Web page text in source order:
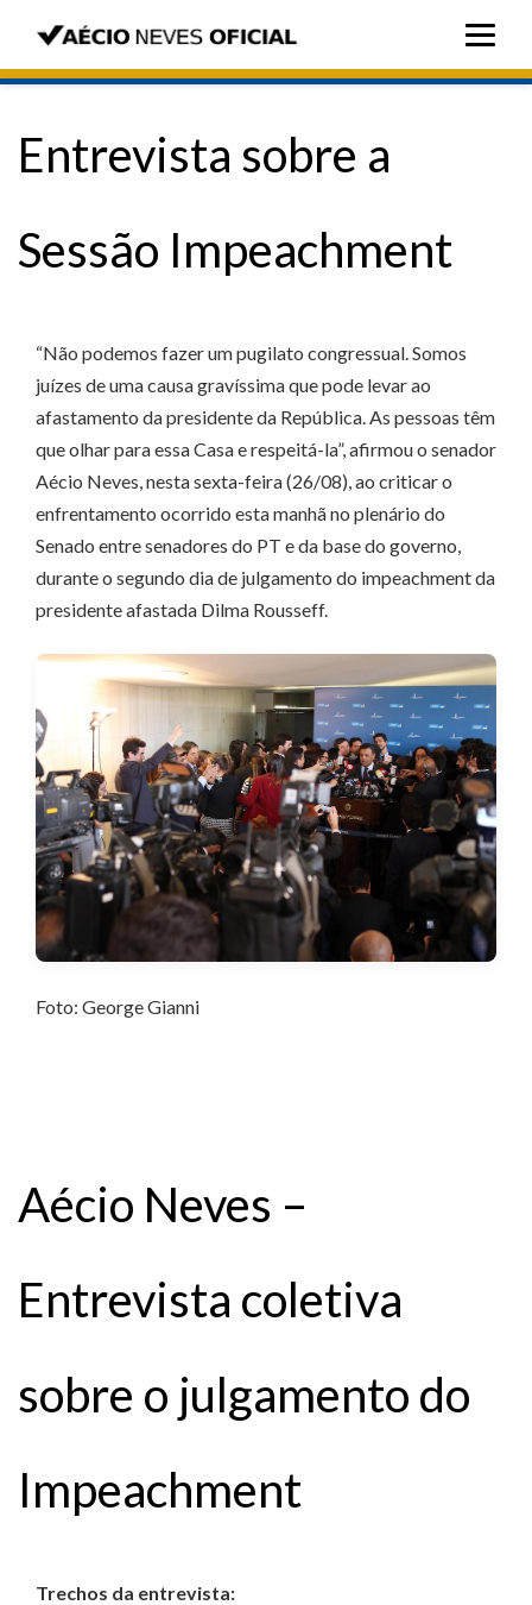
Entrevista sobre a
Sessão Impeachment
“Não podemos fazer um pugilato congressual. Somos
juízes de uma causa gravíssima que pode levar ao
afastamento da presidente da República. As pessoas têm
que olhar para essa Casa e respeitá-la”, afirmou o senador
Aécio Neves, nesta sexta-feira (26/08), ao criticar o
enfrentamento ocorrido esta manhã no plenário do
Senado entre senadores do PT e da base do governo,
durante o segundo dia de julgamento do impeachment da
presidente afastada Dilma Rousseff.
Foto: George Gianni
Aécio Neves –
Entrevista coletiva
sobre o julgamento do
Impeachment
Trechos da entrevista: